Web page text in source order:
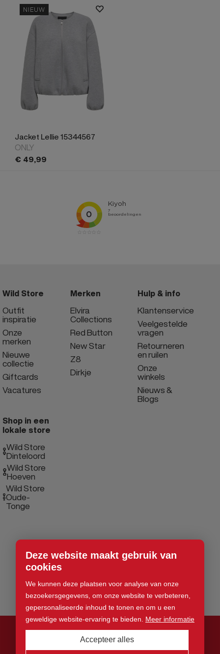
Deze website maakt gebruik van
cookies
We kunnen deze plaatsen voor analyse van onze
bezoekersgegevens, om onze website te verbeteren,
gepersonaliseerde inhoud te tonen en om u een
geweldige website-ervaring te bieden. Meer informatie
Accepteer alles
NIEUW
Jacket Lellie 15344567
ONLY
€ 49,99
Wild Store
Outfit
inspiratie
Onze
merken
Nieuwe
collectie
Giftcards
Vacatures
Merken
Elvira
Collections
Red Button
New Star
Z8
Dirkje
Hulp & info
Klantenservice
Veelgestelde
vragen
Retourneren
en ruilen
Onze
winkels
Nieuws &
Blogs
Shop in een
lokale store
Wild Store
Dinteloord
Wild Store
Hoeven
Wild Store
Oude-
Tonge
© 2026 Wild Store. Alle rechten voorbehouden